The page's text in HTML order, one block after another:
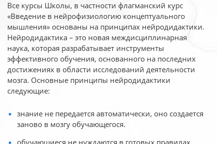
Все курсы Школы, в частности флагманский курс
«Введение в нейрофизиологию концептуального
мышления» основаны на принципах нейродидактики.
Нейродидактика – это новая междисциплинарная
наука, которая разрабатывает инструменты
эффективного обучения, основанного на последних
достижениях в области исследований деятельности
мозга. Основные принципы нейродидактики
следующие:
знание не передается автоматически, оно создается
заново в мозгу обучающегося.
обучающиеся не нуждаются в готовых правилах,